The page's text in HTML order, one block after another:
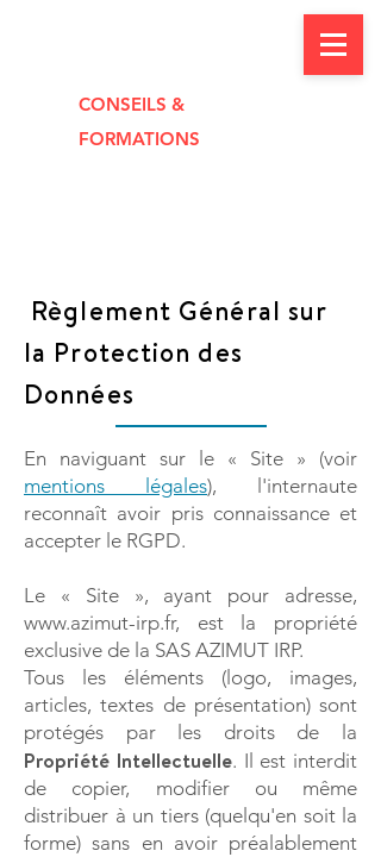
CONSEILS &
FORMATIONS
Règlement Général sur
la Protection des
Données
En naviguant sur le « Site » (voir
mentions légales), l'internaute
reconnaît avoir pris connaissance et
accepter le RGPD.
Le « Site », ayant pour adresse,
www.azimut-irp.fr, est la propriété
exclusive de la SAS AZIMUT IRP.
Tous les éléments (logo, images,
articles, textes de présentation) sont
protégés par les droits de la
Propriété Intellectuelle. Il est interdit
de copier, modifier ou même
distribuer à un tiers (quelqu'en soit la
forme) sans en avoir préalablement